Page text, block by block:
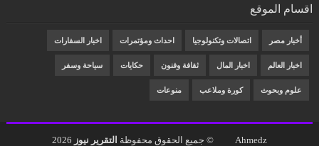
اقسام الموقع
أخبار مصر اتصالات وتكنولوجيا احداث ومؤتمرات اخبار السفارات
اخبار العالم اخبار المال ثقافة وفنون حكايات سياحة وسفر
علوم وبحوث كورة وملاعب منوعات
Ahmedz © جميع الحقوق محفوظة التقرير نيوز 2026